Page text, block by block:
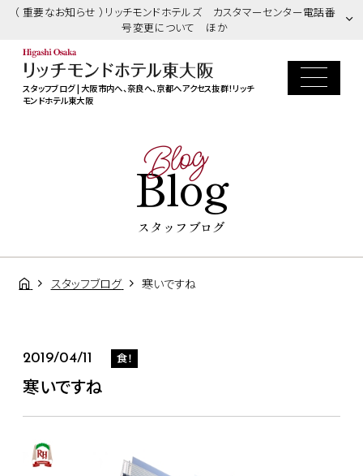
（ 重要なお知らせ ）リッチモンドホテルズ カスタマーセンター電話番
号変更について ほか
スタッフブログ | 大阪市内へ、奈良へ、京都へアクセス抜群！リッチ
モンドホテル東大阪
Blog
Blog
スタッフブログ
スタッフブログ 寒いですね
2019/04/11 食！
寒いですね